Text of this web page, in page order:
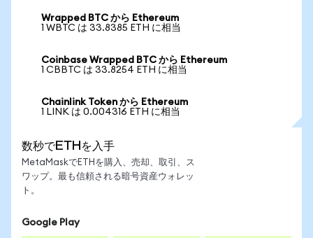
Wrapped BTC から Ethereum
1 WBTC は 33.8385 ETH に相当
Coinbase Wrapped BTC から Ethereum
1 CBBTC は 33.8254 ETH に相当
Chainlink Token から Ethereum
1 LINK は 0.004316 ETH に相当
数秒でETHを入手
MetaMaskでETHを購入、売却、取引、ス
ワップ。最も信頼される暗号資産ウォレッ
ト。
Google Play